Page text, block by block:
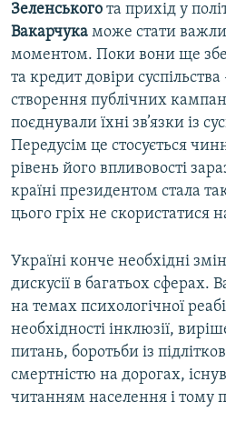
Зеленського та прихід у
Вакарчука може стати
моментом. Поки вони ще
та кредит довіри
створення публічних
поєднували їхні зв’язки із
Передусім це стосується
рівень його впливовості
країні президентом стала
цього гріх не скористатися
Україні конче необхідні
дискусії в багатьох сферах.
на темах психологічної
необхідності інклюзії,
питань, боротьби із
смертністю на дорогах,
читанням населення і тому